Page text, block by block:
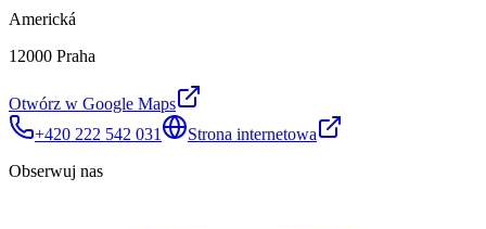
Americká
12000 Praha
Otwórz w Google Maps
+420 222 542 031
Strona internetowa
Obserwuj nas